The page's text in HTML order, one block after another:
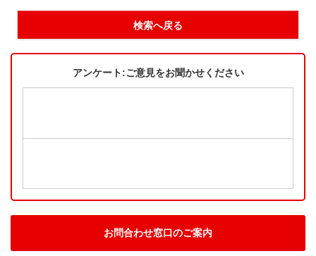
検索へ戻る
アンケート:ご意見をお聞かせください
お問合わせ窓口のご案内